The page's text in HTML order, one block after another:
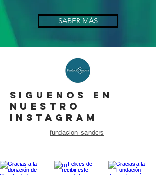
SABER MÁS
SIGUENOS EN
NUESTRO
INSTAGRAM
fundacion_sanders